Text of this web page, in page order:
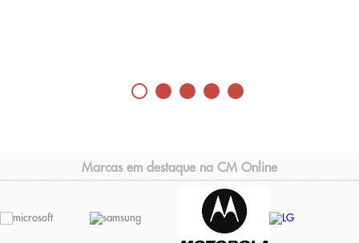
Marcas em destaque na CM Online